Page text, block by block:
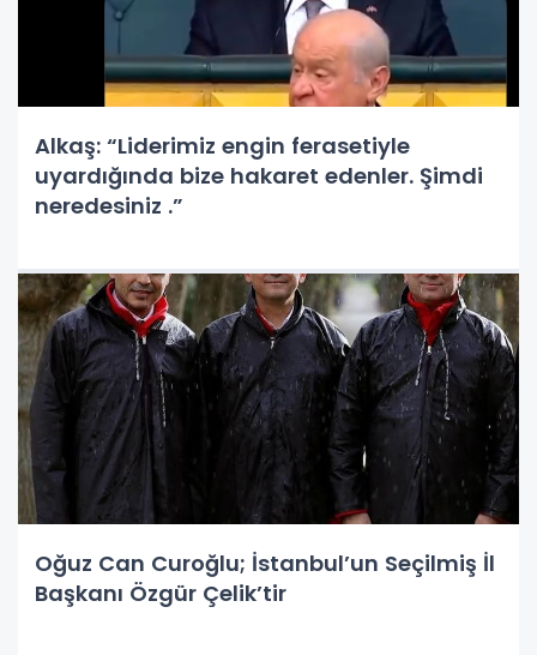
Alkaş: “Liderimiz engin ferasetiyle
uyardığında bize hakaret edenler. Şimdi
neredesiniz .”
Oğuz Can Curoğlu; İstanbul’un Seçilmiş İl
Başkanı Özgür Çelik’tir